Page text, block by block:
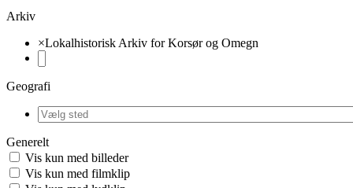
Arkiv
×Lokalhistorisk Arkiv for Korsør og Omegn
Geografi
Generelt
Vis kun med billeder
Vis kun med filmklip